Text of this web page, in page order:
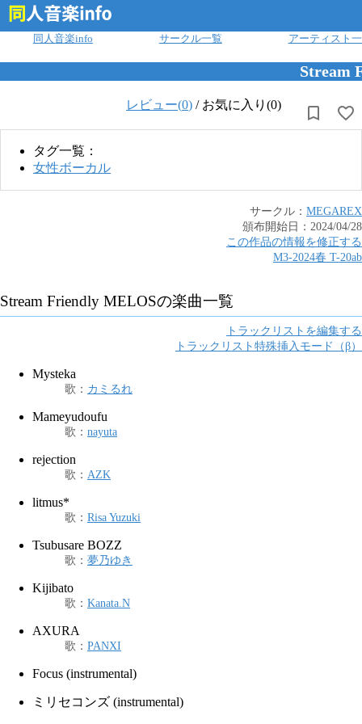
同人音楽info サークル一覧 アーティスト
Stream
レビュー(0) / お気に入り(0)
タグ一覧：
女性ボーカル
サークル： MEGAREX
頒布開始日： 2024/04/28
この作品の情報を修正する
M3-2024春 T-20ab
Stream Friendly MELOSの楽曲一覧
トラックリストを編集する
トラックリスト特殊挿入モード（β）
Mysteka
歌 ： カミるれ
Mameyudoufu
歌 ： nayuta
rejection
歌 ： AZK
litmus*
歌 ： Risa Yuzuki
Tsubusare BOZZ
歌 ： 夢乃ゆき
Kijibato
歌 ： Kanata.N
AXURA
歌 ： PANXI
Focus (instrumental)
ミリセコンズ (instrumental)